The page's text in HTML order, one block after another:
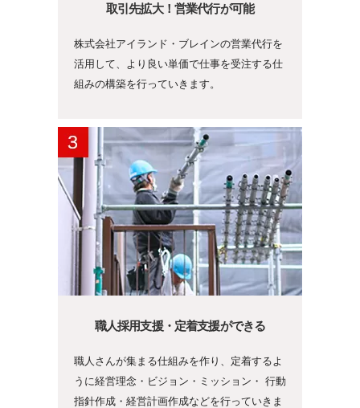
取引先拡大！営業代行が可能
株式会社アイランド・ブレインの営業代行を
活用して、より良い単価で仕事を受注する仕
組みの構築を行っていきます。
職人採用支援・定着支援ができる
職人さんが集まる仕組みを作り、定着するよ
うに経営理念・ビジョン・ミッション・ 行動
指針作成・経営計画作成などを行っていきま